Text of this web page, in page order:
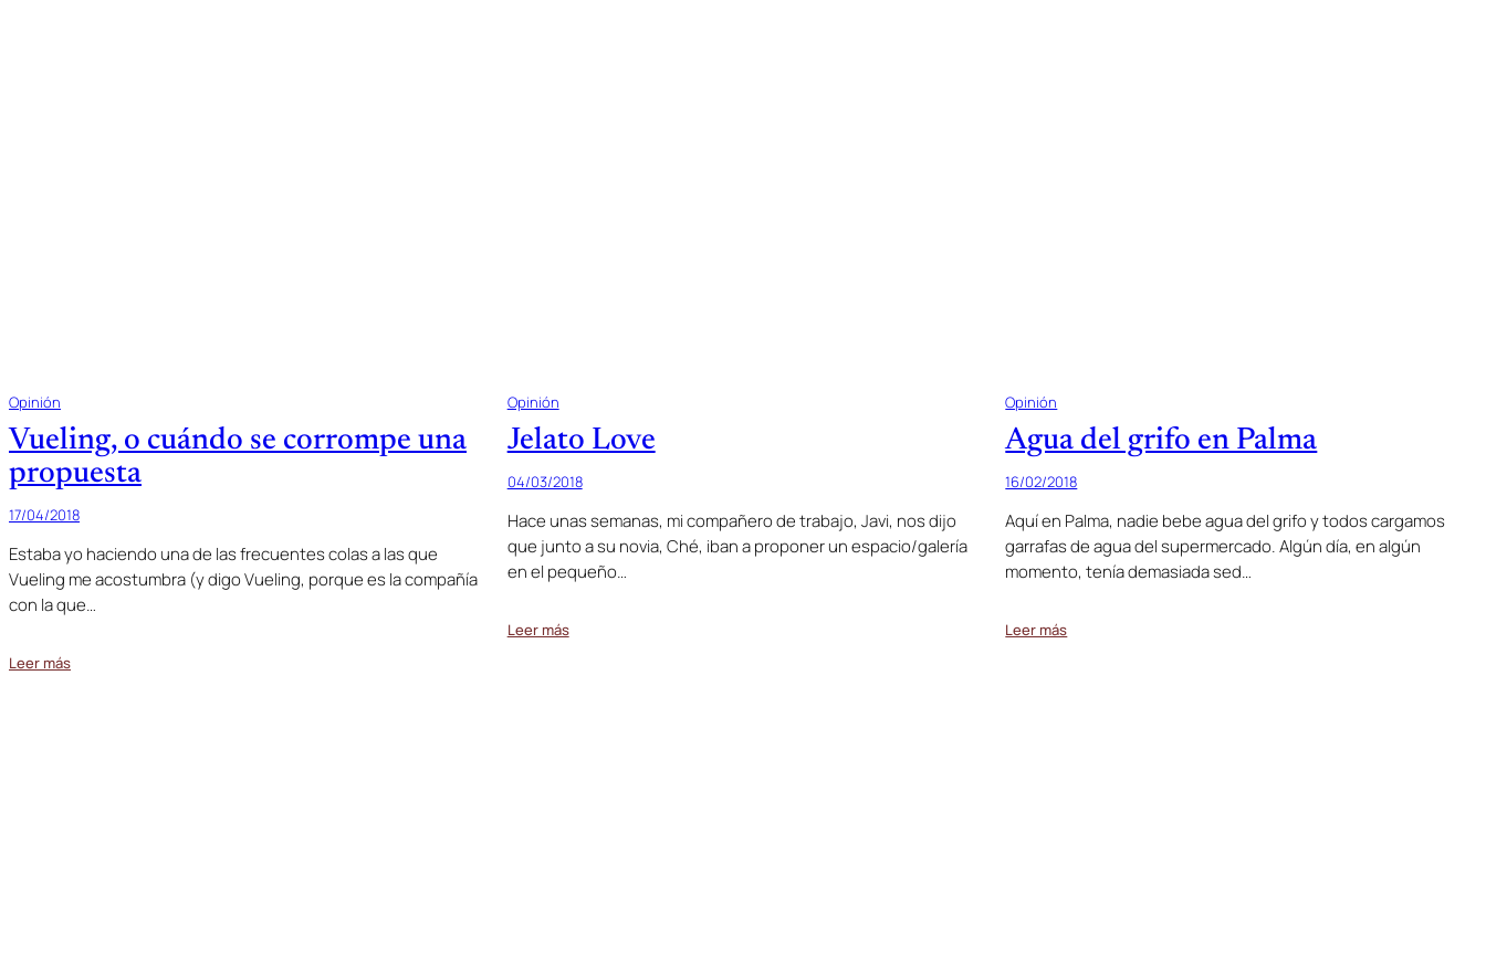
Opinión
Vueling, o cuándo se corrompe una
propuesta
17/04/2018
Estaba yo haciendo una de las frecuentes colas a las que
Vueling me acostumbra (y digo Vueling, porque es la compañía
con la que…
Leer más
Opinión
Jelato Love
04/03/2018
Hace unas semanas, mi compañero de trabajo, Javi, nos dijo
que junto a su novia, Ché, iban a proponer un espacio/galería
en el pequeño…
Leer más
Opinión
Agua del grifo en Palma
16/02/2018
Aquí en Palma, nadie bebe agua del grifo y todos cargamos
garrafas de agua del supermercado. Algún día, en algún
momento, tenía demasiada sed…
Leer más